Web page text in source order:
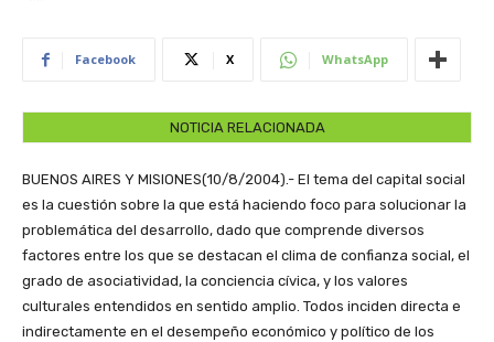
Facebook X WhatsApp
NOTICIA RELACIONADA
BUENOS AIRES Y MISIONES(10/8/2004).- El tema del capital social
es la cuestión sobre la que está haciendo foco para solucionar la
problemática del desarrollo, dado que comprende diversos
factores entre los que se destacan el clima de confianza social, el
grado de asociatividad, la conciencia cívica, y los valores
culturales entendidos en sentido amplio. Todos inciden directa e
indirectamente en el desempeño económico y político de los